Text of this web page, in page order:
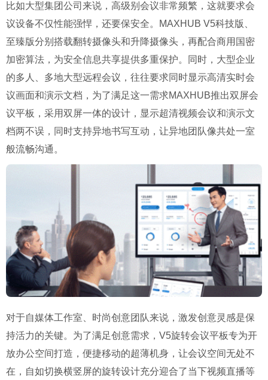
比如大型集团公司来说，高级别会议非常频繁，这就要求会
议设备不仅性能强悍，还要保安全。MAXHUB V5科技版、
至臻版分别搭载翻转摄像头和升降摄像头，再配合商用国密
加密算法，为安全信息共享提供多重保护。同时，大型企业
的多人、多地大型远程会议，往往要求同时显示高清实时会
议画面和演示文档，为了满足这一需求MAXHUB推出双屏会
议平板，采用双屏一体的设计，显示超清视频会议和演示文
档两不误，同时支持异地书写互动，让异地团队像共处一室
般流畅沟通。
对于自媒体工作室、时尚创意团队来说，激发创意灵感是保
持活力的关键。为了满足创意需求，V5旋转会议平板专为开
放办公空间打造，便捷移动的超薄机身，让会议空间无处不
在，自如切换横竖屏的旋转设计充分迎合了当下视频直播等